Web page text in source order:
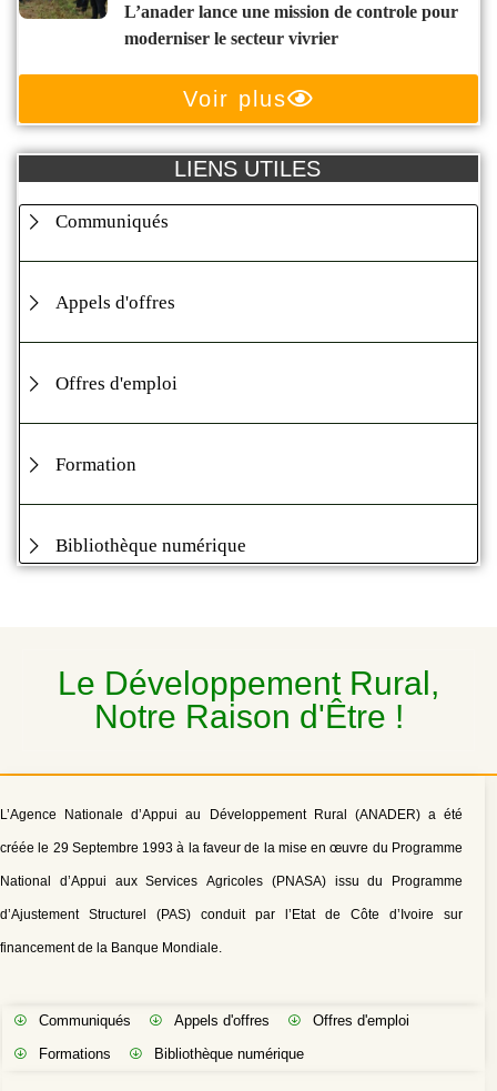
l’anader lance une mission de controle pour
moderniser le secteur vivrier
Voir plus
LIENS UTILES
Communiqués
Appels d'offres
Offres d'emploi
Formation
Bibliothèque numérique
Le Développement Rural,
Notre Raison d'Être !
L’Agence Nationale d’Appui au Développement Rural (ANADER) a été
créée le 29 Septembre 1993 à la faveur de la mise en œuvre du Programme
National d’Appui aux Services Agricoles (PNASA) issu du Programme
d’Ajustement Structurel (PAS) conduit par l’Etat de Côte d’Ivoire sur
financement de la Banque Mondiale.
Communiqués Appels d'offres
Offres d'emploi
Formations
Bibliothèque numérique